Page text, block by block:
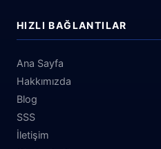
HIZLI BAĞLANTILAR
Ana Sayfa
Hakkımızda
Blog
SSS
İletişim